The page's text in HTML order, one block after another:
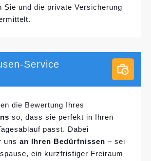
Sie und die private Versicherung
Service
die Bewertung Ihres
so, dass sie perfekt in Ihren
passt. Dabei
uns an Ihren Bedürfnissen – sei
ein kurzfristiger Freiraum